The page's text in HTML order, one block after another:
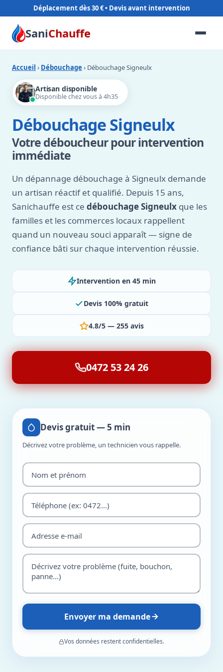
Déplacement dès 30 €
SaniChauffe
Accueil › Débouchage › Débouchage Signeulx
Artisan disponible
Disponible chez vous à 4h35
Débouchage Signeulx
Votre déboucheur pour intervention
immédiate
Un dépannage débouchage à Signeulx demande
un artisan réactif et qualifié. Depuis 15 ans,
Sanichauffe est ce débouchage Signeulx que les
familles et les commerces locaux rappellent
quand un nouveau souci apparaît — signe de
confiance bâti sur chaque intervention réussie.
Intervention en 45 min
Devis 100% gratuit
4.8/5 — 255 avis
0472 53 24 26
Devis gratuit — 5 min
Décrivez votre problème, un technicien vous rappelle.
Envoyer ma demande
Vos données restent confidentielles.